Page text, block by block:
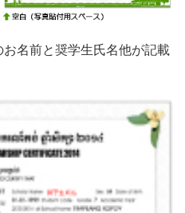
お名前と奨学生氏名他が記載